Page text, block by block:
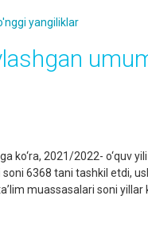
yangiliklar
ko‘ra, 2021/2022- o‘quv
soni 6368 tani tashkil etdi,
muassasalari soni yillar